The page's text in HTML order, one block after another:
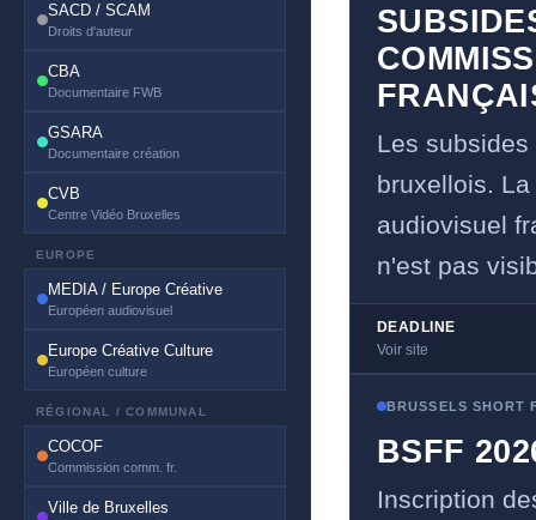
SACD / SCAM
Droits d'auteur
CBA
Documentaire FWB
GSARA
Documentaire création
CVB
Centre Vidéo Bruxelles
EUROPE
MEDIA / Europe Créative
Européen audiovisuel
Europe Créative Culture
Européen culture
RÉGIONAL / COMMUNAL
COCOF
Commission comm. fr.
Ville de Bruxelles
Les
bruxellois.
audiovisuel
n'est pas
DEADLINE
Voir site
BRUSSELS SHORT
BSFF
Inscription